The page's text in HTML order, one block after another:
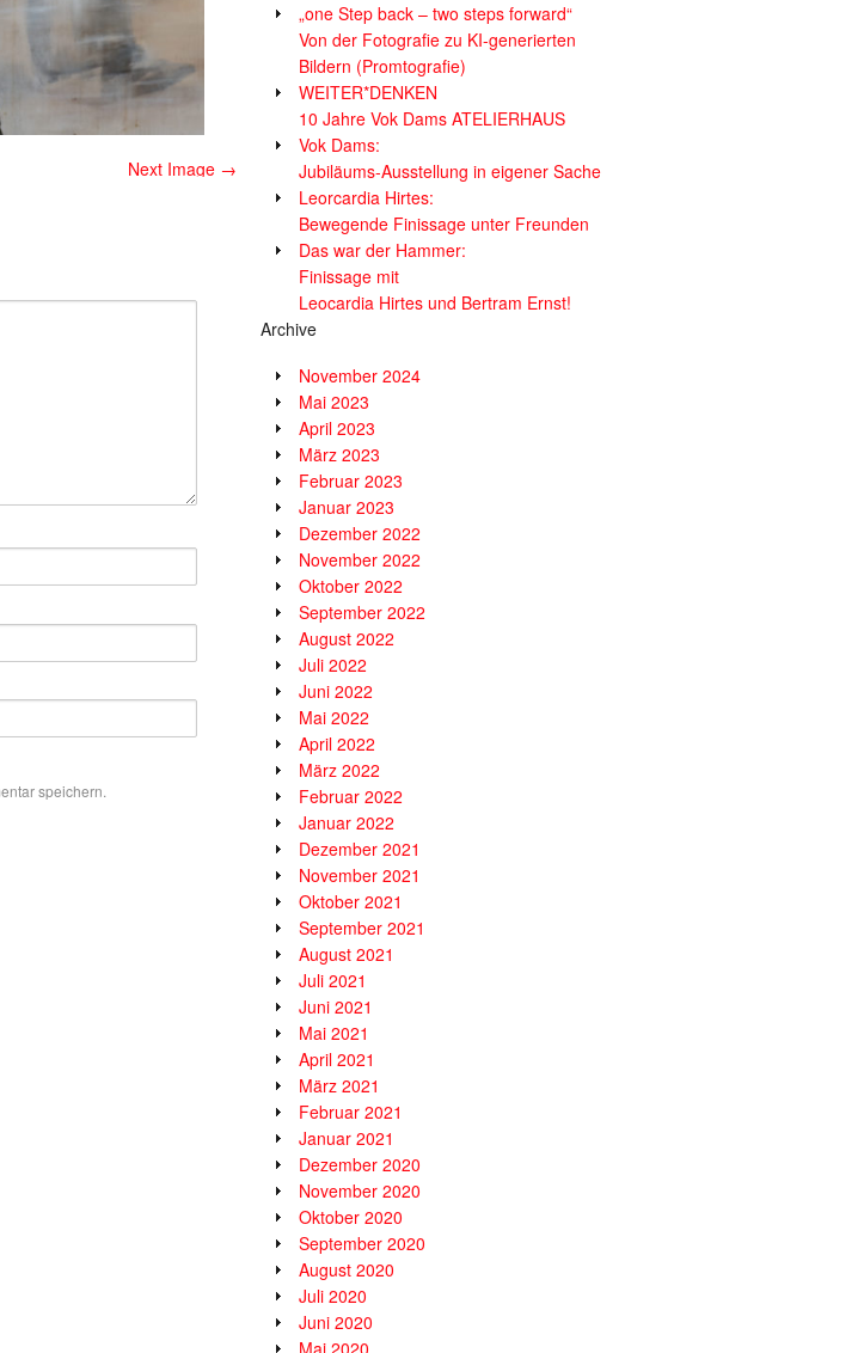
Next Image →
speichern.
„one Step back – two steps forward“
Von der Fotografie zu KI-generierten
Bildern (Promtografie)
WEITER*DENKEN
10 Jahre Vok Dams ATELIERHAUS
Vok Dams:
Jubiläums-Ausstellung in eigener Sache
Leorcardia Hirtes:
Bewegende Finissage unter Freunden
Das war der Hammer:
Finissage mit
Leocardia Hirtes und Bertram Ernst!
Archive
November 2024
Mai 2023
April 2023
März 2023
Februar 2023
Januar 2023
Dezember 2022
November 2022
Oktober 2022
September 2022
August 2022
Juli 2022
Juni 2022
Mai 2022
April 2022
März 2022
Februar 2022
Januar 2022
Dezember 2021
November 2021
Oktober 2021
September 2021
August 2021
Juli 2021
Juni 2021
Mai 2021
April 2021
März 2021
Februar 2021
Januar 2021
Dezember 2020
November 2020
Oktober 2020
September 2020
August 2020
Juli 2020
Juni 2020